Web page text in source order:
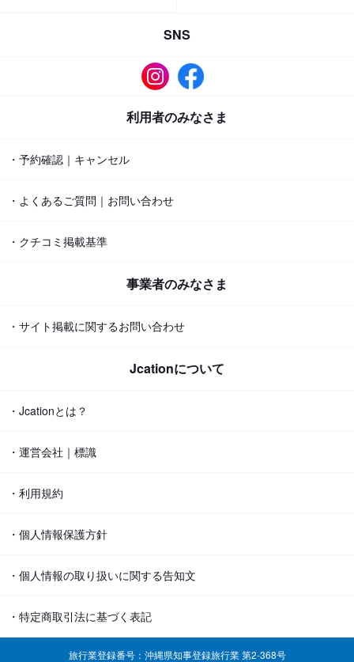
SNS
利用者のみなさま
・予約確認｜キャンセル
・よくあるご質問｜お問い合わせ
・クチコミ掲載基準
事業者のみなさま
・サイト掲載に関するお問い合わせ
Jcationについて
・Jcationとは？
・運営会社｜標識
・利用規約
・個人情報保護方針
・個人情報の取り扱いに関する告知文
・特定商取引法に基づく表記
旅行業登録番号：沖縄県知事登録旅行業 第2-368号